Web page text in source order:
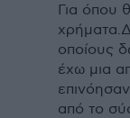
Για όπου
οποίους
έχω μια
από το